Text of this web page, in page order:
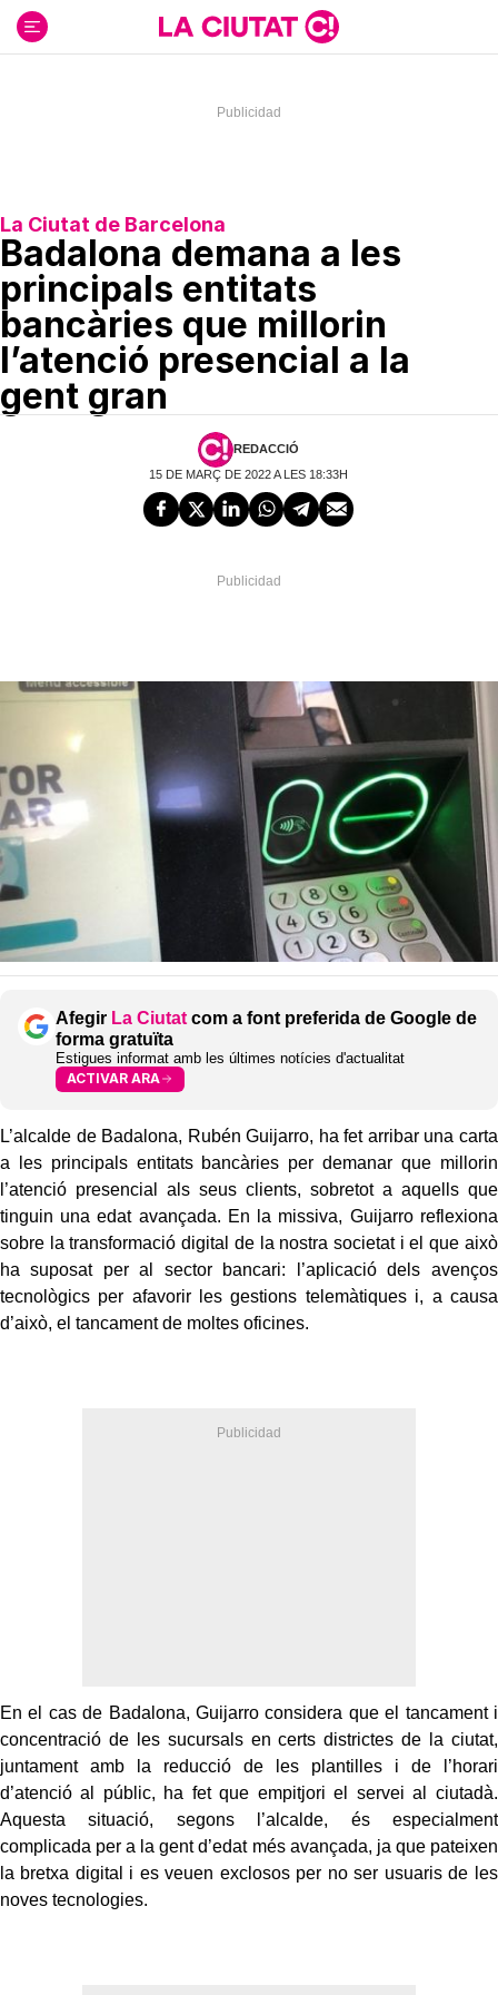
contenido
La Ciutat de Barcelona
Badalona demana a les
principals entitats
bancàries que millorin
l’atenció presencial a la
gent gran
REDACCIÓ
15 DE MARÇ DE 2022 A LES 18:33H
Afegir La Ciutat com a font preferida de Google de
forma gratuïta
Estigues informat amb les últimes notícies d'actualitat
ACTIVAR ARA
L’alcalde de Badalona, Rubén Guijarro, ha fet arribar una carta
a les principals entitats bancàries per demanar que millorin
l’atenció presencial als seus clients, sobretot a aquells que
tinguin una edat avançada. En la missiva, Guijarro reflexiona
sobre la transformació digital de la nostra societat i el que això
ha suposat per al sector bancari: l’aplicació dels avenços
tecnològics per afavorir les gestions telemàtiques i, a causa
d’això, el tancament de moltes oficines.
En el cas de Badalona, Guijarro considera que el tancament i
concentració de les sucursals en certs districtes de la ciutat,
juntament amb la reducció de les plantilles i de l’horari
d’atenció al públic, ha fet que empitjori el servei al ciutadà.
Aquesta situació, segons l’alcalde, és especialment
complicada per a la gent d’edat més avançada, ja que pateixen
la bretxa digital i es veuen exclosos per no ser usuaris de les
noves tecnologies.